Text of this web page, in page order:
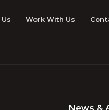
Work With Us